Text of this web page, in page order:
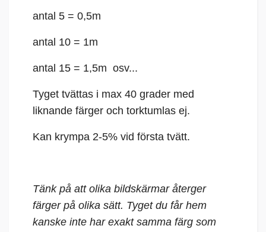
antal 5 = 0,5m
antal 10 = 1m
antal 15 = 1,5m osv...
Tyget tvättas i max 40 grader med
liknande färger och torktumlas ej.
Kan krympa 2-5% vid första tvätt.
Tänk på att olika bildskärmar återger
färger på olika sätt. Tyget du får hem
kanske inte har exakt samma färg som